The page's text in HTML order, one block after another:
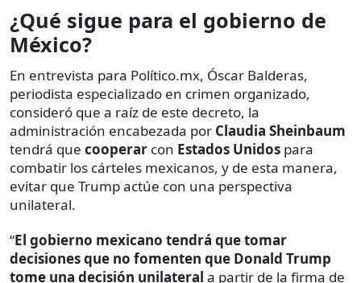
¿Qué sigue para el gobierno de
México?
En entrevista para Político.mx, Óscar Balderas,
periodista especializado en crimen organizado,
consideró que a raíz de este decreto, la
administración encabezada por Claudia Sheinbaum
tendrá que cooperar con Estados Unidos para
combatir los cárteles mexicanos, y de esta manera,
evitar que Trump actúe con una perspectiva
unilateral.
“El gobierno mexicano tendrá que tomar
decisiones que no fomenten que Donald Trump
tome una decisión unilateral a partir de la firma de